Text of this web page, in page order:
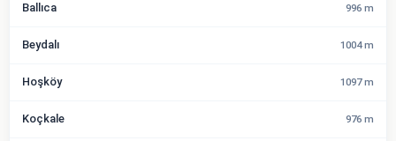
Ballıca 996 m
Beydalı 1004 m
Hoşköy 1097 m
Koçkale 976 m